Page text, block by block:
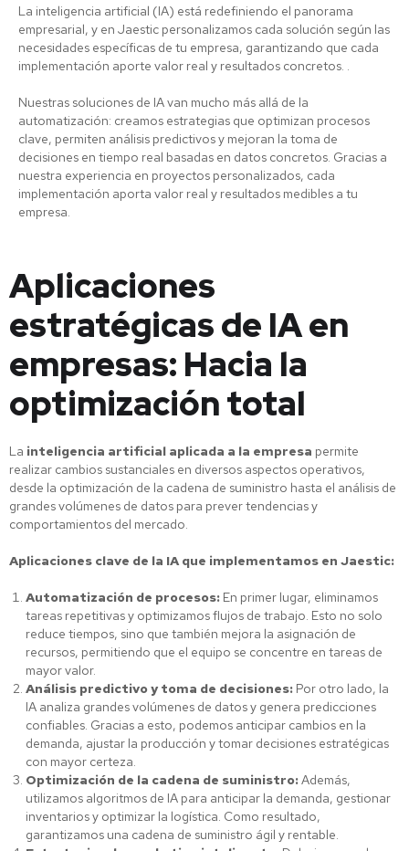
La inteligencia artificial (IA) está redefiniendo el panorama
empresarial, y en Jaestic personalizamos cada solución según las
necesidades específicas de tu empresa, garantizando que cada
implementación aporte valor real y resultados concretos. .
Nuestras soluciones de IA van mucho más allá de la
automatización: creamos estrategias que optimizan procesos
clave, permiten análisis predictivos y mejoran la toma de
decisiones en tiempo real basadas en datos concretos. Gracias a
nuestra experiencia en proyectos personalizados, cada
implementación aporta valor real y resultados medibles a tu
empresa.
Aplicaciones
estratégicas de IA en
empresas: Hacia la
optimización total
La inteligencia artificial aplicada a la empresa permite
realizar cambios sustanciales en diversos aspectos operativos,
desde la optimización de la cadena de suministro hasta el análisis de
grandes volúmenes de datos para prever tendencias y
comportamientos del mercado.
Aplicaciones clave de la IA que implementamos en Jaestic:
Automatización de procesos: En primer lugar, eliminamos
tareas repetitivas y optimizamos flujos de trabajo. Esto no solo
reduce tiempos, sino que también mejora la asignación de
recursos, permitiendo que el equipo se concentre en tareas de
mayor valor.
Análisis predictivo y toma de decisiones: Por otro lado, la
IA analiza grandes volúmenes de datos y genera predicciones
confiables. Gracias a esto, podemos anticipar cambios en la
demanda, ajustar la producción y tomar decisiones estratégicas
con mayor certeza.
Optimización de la cadena de suministro:Además,
utilizamos algoritmos de IA para anticipar la demanda, gestionar
inventarios y optimizar la logística. Como resultado,
garantizamos una cadena de suministro ágil y rentable.